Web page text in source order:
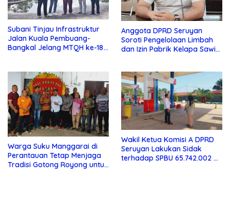
Subani Tinjau Infrastruktur
Jalan Kuala Pembuang-
Bangkal Jelang MTQH ke-18
Anggota DPRD Seruyan
Soroti Pengelolaan Limbah
dan Izin Pabrik Kelapa Sawit
Warga Suku Manggarai di
Perantauan Tetap Menjaga
Tradisi Gotong Royong untuk
Wakil Ketua Komisi A DPRD
Seruyan Lakukan Sidak
terhadap SPBU 65.742.002 di